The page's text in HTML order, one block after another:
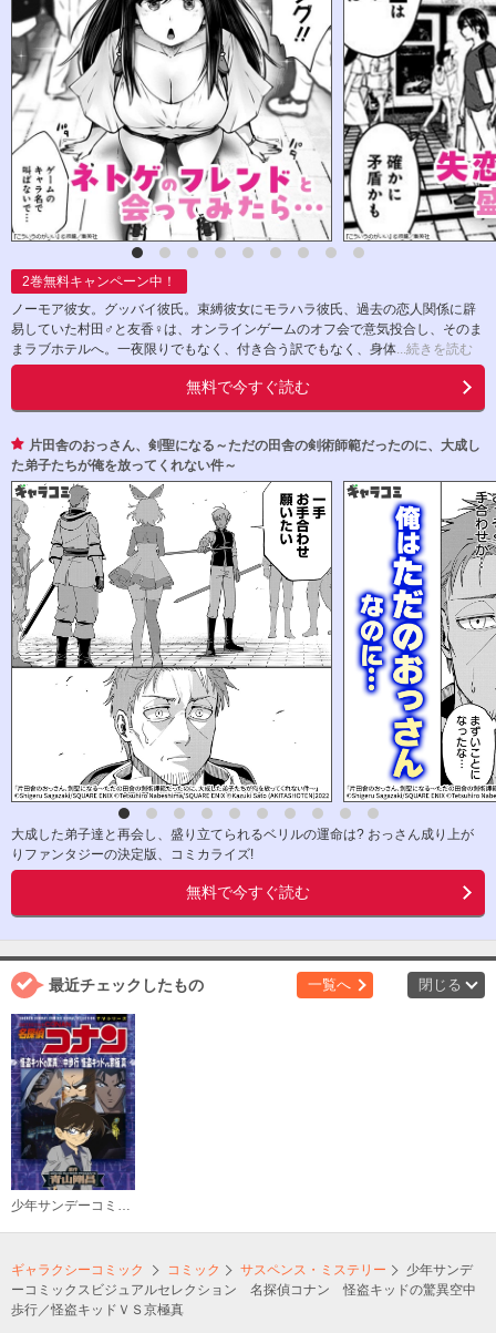
2巻無料キャンペーン中！
ノーモア彼女。グッバイ彼氏。束縛彼女にモラハラ彼氏、過去の恋人関係に辟
易していた村田♂と友香♀は、オンラインゲームのオフ会で意気投合し、そのま
まラブホテルへ。一夜限りでもなく、付き合う訳でもなく、身体...続きを読む
無料で今すぐ読む
片田舎のおっさん、剣聖になる～ただの田舎の剣術師範だったのに、大成し
た弟子たちが俺を放ってくれない件～
大成した弟子達と再会し、盛り立てられるベリルの運命は? おっさん成り上が
りファンタジーの決定版、コミカライズ!
無料で今すぐ読む
最近チェックしたもの 一覧へ 閉じる
少年サンデーコミックスビジュアルセレクション 名探偵コナン 怪盗キッドの驚異空中歩行／怪盗キッドＶＳ京極真
ギャラクシーコミック コミック サスペンス・ミステリー
少年サンデ
ーコミックスビジュアルセレクション 名探偵コナン 怪盗キッドの驚異空中
歩行／怪盗キッドＶＳ京極真